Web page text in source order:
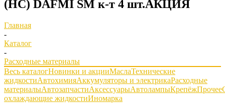
(HC) DAFMI SM к-т 4 шт.АКЦИЯ
Главная
-
Каталог
-
Расходные материалы
Весь каталогНовинки и акцииМаслаТехнические
жидкостиАвтохимияАккумуляторы и электрикаРасходные
материалыАвтозапчастиАксессуарыАвтолампыКрепёжПрочее
охлаждающие жидкостиИномарка